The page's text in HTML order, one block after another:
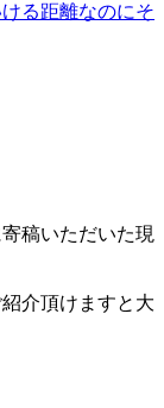
る距離なのにそ
稿いただいた現
介頂けますと大